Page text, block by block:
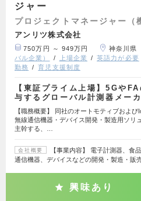
ジャー
プロジェクトマネージャー（
アンリツ株式会社
750万円 ～ 949万円 神奈川県
バル企業）
上場企業 英語力が必要
勤務
育児支援制度
【東証プライム上場】5Gや
与するグローバル計測器メーカ
【職務概要】 同社のオートモティブおよび
無線通信機器・デバイス開発・製造用ソリ
主幹する、…
会社概要
【事業内容】 電子計測器、食
通信機器、デバイスなどの開発・製造・販
興味あり